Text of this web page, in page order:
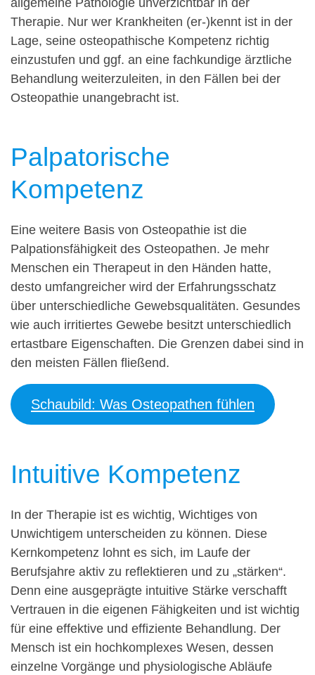
allgemeine Pathologie unverzichtbar in der
Therapie. Nur wer Krankheiten (er-)kennt ist in der
Lage, seine osteopathische Kompetenz richtig
einzustufen und ggf. an eine fachkundige ärztliche
Behandlung weiterzuleiten, in den Fällen bei der
Osteopathie unangebracht ist.
Palpatorische
Kompetenz
Eine weitere Basis von Osteopathie ist die
Palpationsfähigkeit des Osteopathen. Je mehr
Menschen ein Therapeut in den Händen hatte,
desto umfangreicher wird der Erfahrungsschatz
über unterschiedliche Gewebsqualitäten. Gesundes
wie auch irritiertes Gewebe besitzt unterschiedlich
ertastbare Eigenschaften. Die Grenzen dabei sind in
den meisten Fällen fließend.
Schaubild: Was Osteopathen fühlen
Intuitive Kompetenz
In der Therapie ist es wichtig, Wichtiges von
Unwichtigem unterscheiden zu können. Diese
Kernkompetenz lohnt es sich, im Laufe der
Berufsjahre aktiv zu reflektieren und zu „stärken“.
Denn eine ausgeprägte intuitive Stärke verschafft
Vertrauen in die eigenen Fähigkeiten und ist wichtig
für eine effektive und effiziente Behandlung. Der
Mensch ist ein hochkomplexes Wesen, dessen
einzelne Vorgänge und physiologische Abläufe